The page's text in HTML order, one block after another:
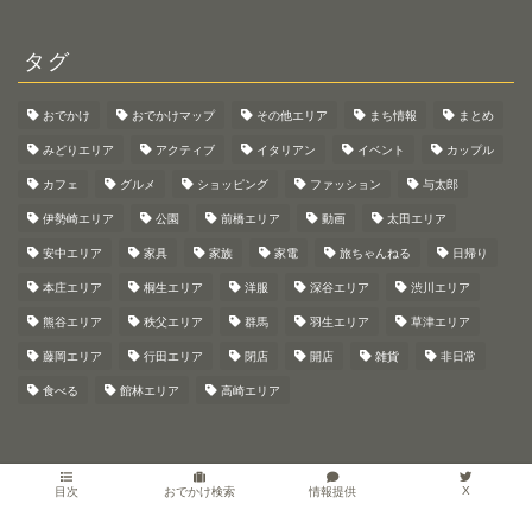
タグ
おでかけ おでかけマップ その他エリア まち情報 まとめ
みどりエリア アクティブ イタリアン イベント カップル
カフェ グルメ ショッピング ファッション 与太郎
伊勢崎エリア 公園 前橋エリア 動画 太田エリア
安中エリア 家具 家族 家電 旅ちゃんねる 日帰り
本庄エリア 桐生エリア 洋服 深谷エリア 渋川エリア
熊谷エリア 秩父エリア 群馬 羽生エリア 草津エリア
藤岡エリア 行田エリア 閉店 開店 雑貨 非日常
食べる 館林エリア 高崎エリア
目次 おでかけ検索 情報提供 X